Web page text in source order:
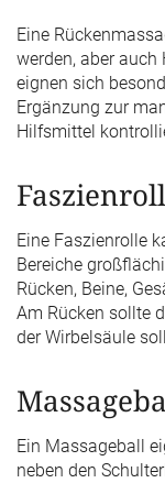
Eine
werden, aber
eignen sich
Ergänzung zur
Hilfsmittel
Eine Faszienrolle
Bereiche
Rücken, Beine,
Am Rücken sollte
der Wirbelsäule
Ein Massageball
neben den